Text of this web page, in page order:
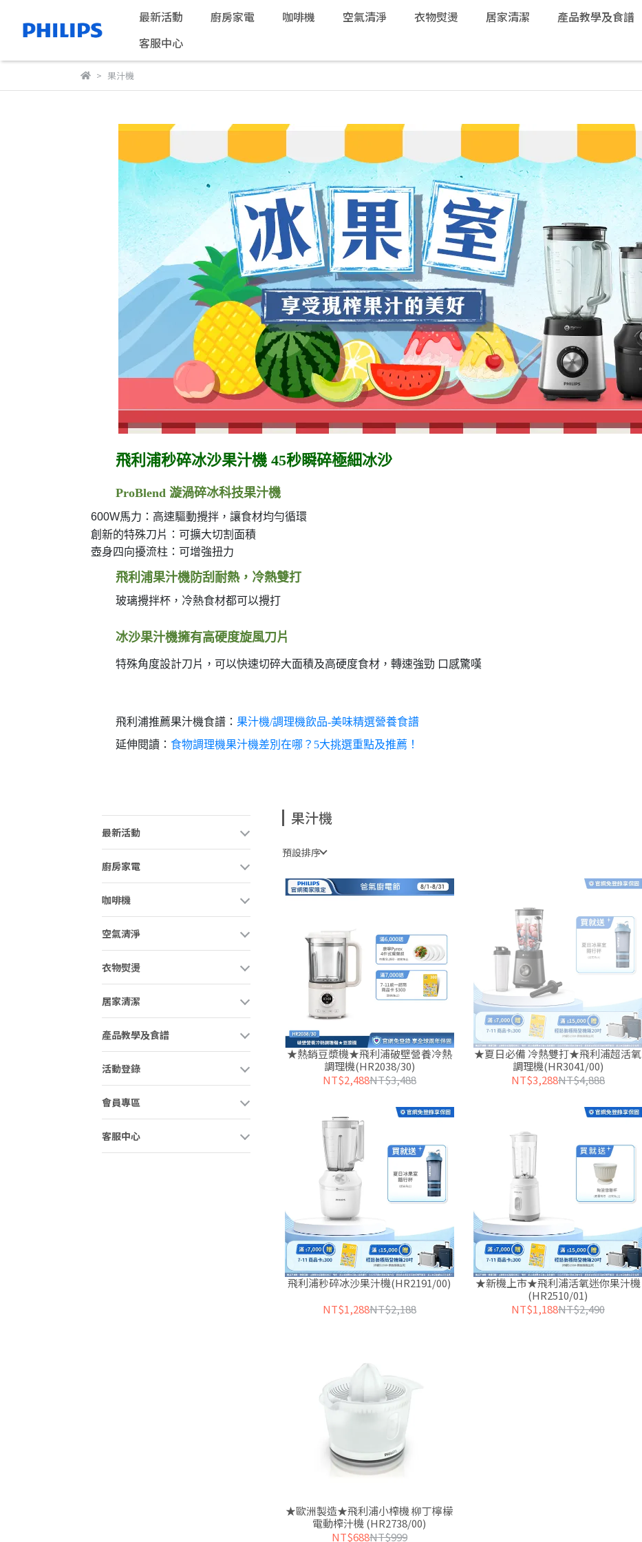
最新活動 廚房家電 咖啡機 空氣清淨 衣物熨燙 居家清潔 產品教學及食譜
客服中心
果汁機
飛利浦秒碎冰沙果汁機 45秒瞬碎極細冰沙
ProBlend 漩渦碎冰科技果汁機
600W馬力：高速驅動攪拌，讓食材均勻循環
創新的特殊刀片：可擴大切割面積
壺身四向擾流柱：可增強扭力
飛利浦果汁機防刮耐熱，冷熱雙打
玻璃攪拌杯，冷熱食材都可以攪打
冰沙果汁機擁有高硬度旋風刀片
特殊角度設計刀片，可以快速切碎大面積及高硬度食材，轉速強勁 口感驚嘆
飛利浦推薦果汁機食譜： 果汁機/調理機飲品-美味精選營養食譜
延伸閱讀： 食物調理機果汁機差別在哪？5大挑選重點及推薦！
最新活動
廚房家電
咖啡機
空氣清淨
衣物熨燙
居家清潔
產品教學及食譜
活動登錄
會員專區
客服中心
果汁機
預設排序
★熱銷豆漿機★飛利浦破壁營養冷熱
調理機(HR2038/30)
NT$2,488NT$3,488
★夏日必備 冷熱雙打★飛利浦超活氧
調理機(HR3041/00)
NT$3,288NT$4,888
飛利浦秒碎冰沙果汁機(HR2191/00)
NT$1,288NT$2,188
★新機上市★飛利浦活氧迷你果汁機
(HR2510/01)
NT$1,188NT$2,490
★歐洲製造★飛利浦小榨機 柳丁檸檬
電動榨汁機 (HR2738/00)
NT$688NT$999